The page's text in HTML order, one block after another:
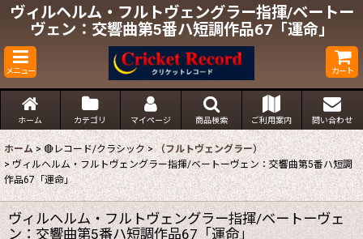
ヴィルヘルム・フルトヴェングラー指揮/ベートー
ヴェン：交響曲第5番ハ短調作品67「運命」
メニュー カート
ホーム カテゴリ マイページ 商品検索 ご利用案内 問い合わせ
ホーム > 🔴レコード/クラシック > （フルトヴェングラー）
> ヴィルヘルム・フルトヴェングラー指揮/ベートーヴェン：交響曲第5番ハ短調
作品67「運命」
ヴィルヘルム・フルトヴェングラー指揮/ベートーヴェ
ン：交響曲第5番ハ短調作品67「運命」